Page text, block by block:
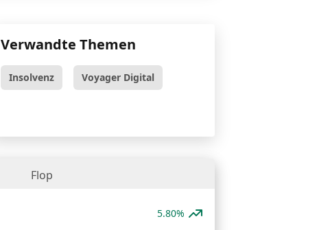
Verwandte Themen
Insolvenz Voyager Digital
Flop
5.80%